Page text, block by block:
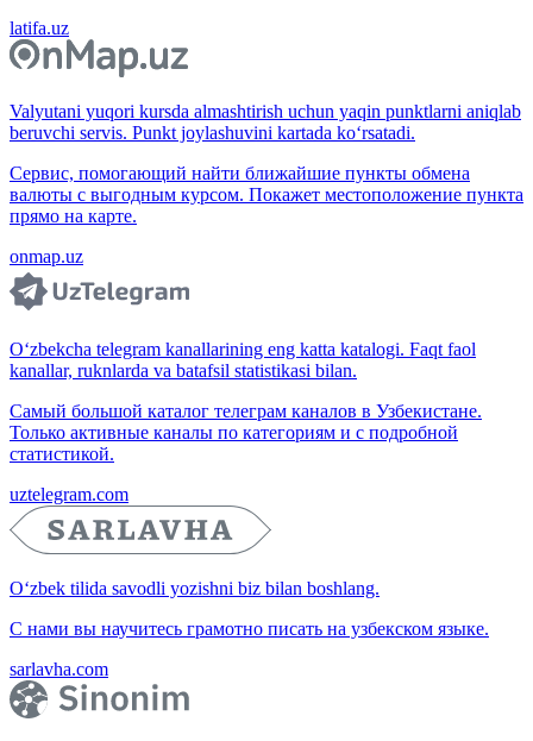
latifa.uz
Valyutani yuqori kursda almashtirish uchun yaqin punktlarni aniqlab
beruvchi servis. Punkt joylashuvini kartada ko‘rsatadi.
Сервис, помогающий найти ближайшие пункты обмена
валюты с выгодным курсом. Покажет местоположение пункта
прямо на карте.
onmap.uz
O‘zbekcha telegram kanallarining eng katta katalogi. Faqt faol
kanallar, ruknlarda va batafsil statistikasi bilan.
Самый большой каталог телеграм каналов в Узбекистане.
Только активные каналы по категориям и с подробной
статистикой.
uztelegram.com
O‘zbek tilida savodli yozishni biz bilan boshlang.
С нами вы научитесь грамотно писать на узбекском языке.
sarlavha.com